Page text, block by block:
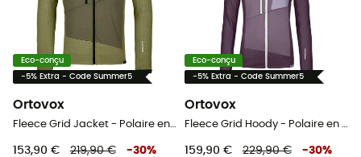
Eco-conçu
-5% Extra - Code Summer5
Ortovox
Fleece Grid Jacket - Polaire en laine mérinos homme
153,90 € 219,90 € -30%
Eco-conçu
-5% Extra - Code Summer5
Ortovox
Fleece Grid Hoody - Polaire en laine mérinos femme
159,90 € 229,90 € -30%